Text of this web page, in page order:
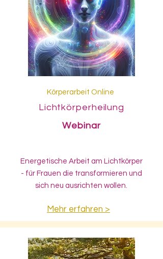
Körperarbeit Online
Lichtkörperheilung
Webinar
Energetische Arbeit am Lichtkörper
- für Frauen die transformieren und
sich neu ausrichten wollen.
Mehr erfahren >